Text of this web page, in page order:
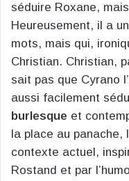
séduire Roxane,
Heureusement, il a
mots, mais qui,
Christian. Christian,
sait pas que Cyrano
aussi facilement
burlesque et
la place au
contexte actuel,
Rostand et par